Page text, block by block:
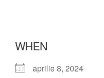
WHEN
aprilie 8, 2024